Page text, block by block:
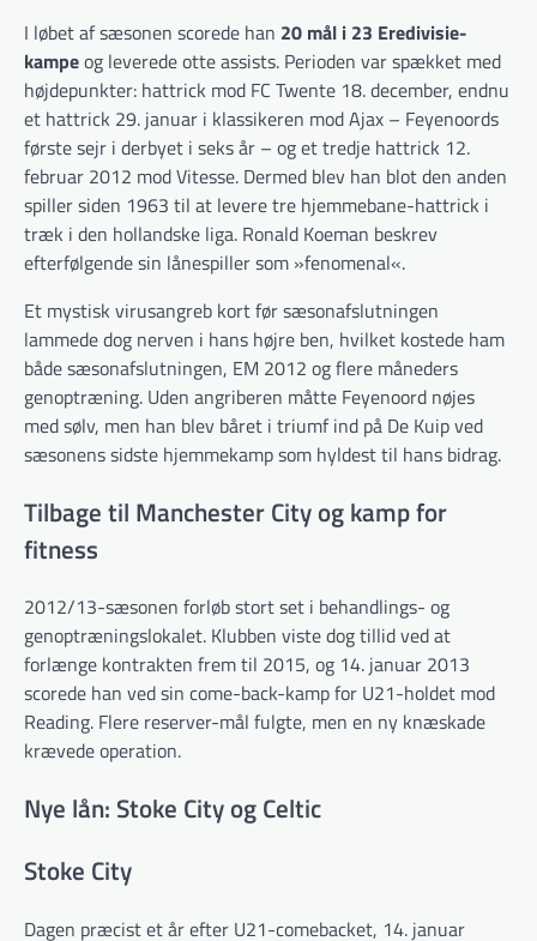
I løbet af sæsonen scorede han 20 mål i 23 Eredivisie-
kampeog leverede otte assists. Perioden var spækket med
højdepunkter: hattrick mod FC Twente 18. december, endnu
et hattrick 29. januar i klassikeren mod Ajax – Feyenoords
første sejr i derbyet i seks år – og et tredje hattrick 12.
februar 2012 mod Vitesse. Dermed blev han blot den anden
spiller siden 1963 til at levere tre hjemmebane-hattrick i
træk i den hollandske liga. Ronald Koeman beskrev
efterfølgende sin lånespiller som »fenomenal«.
Et mystisk virusangreb kort før sæsonafslutningen
lammede dog nerven i hans højre ben, hvilket kostede ham
både sæsonafslutningen, EM 2012 og flere måneders
genoptræning. Uden angriberen måtte Feyenoord nøjes
med sølv, men han blev båret i triumf ind på De Kuip ved
sæsonens sidste hjemmekamp som hyldest til hans bidrag.
Tilbage til Manchester City og kamp for
fitness
2012/13-sæsonen forløb stort set i behandlings- og
genoptræningslokalet. Klubben viste dog tillid ved at
forlænge kontrakten frem til 2015, og 14. januar 2013
scorede han ved sin come-back-kamp for U21-holdet mod
Reading. Flere reserver-mål fulgte, men en ny knæskade
krævede operation.
Nye lån: Stoke City og Celtic
Stoke City
Dagen præcist et år efter U21-comebacket, 14. januar